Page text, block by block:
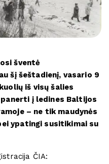
šventė
šį šeštadienį, vasario 9
iš visų šalies
į ledines Baltijos
– ne tik maudynės
ypatingi susitikimai su
ČIA: